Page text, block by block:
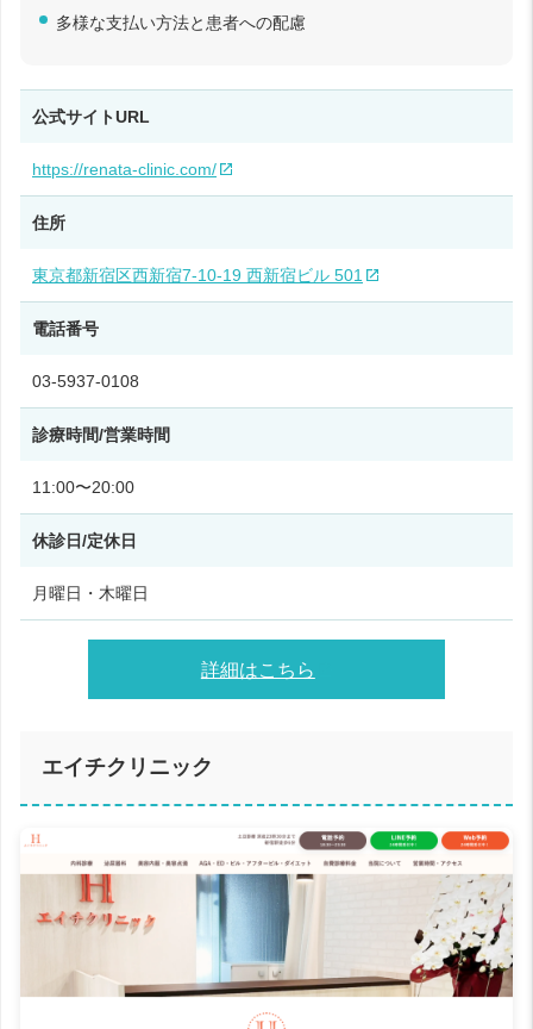
多様な支払い方法と患者への配慮
公式サイトURL
https://renata-clinic.com/
住所
東京都新宿区西新宿7-10-19 西新宿ビル 501
電話番号
03-5937-0108
診療時間/営業時間
11:00〜20:00
休診日/定休日
月曜日・木曜日
詳細はこちら
エイチクリニック